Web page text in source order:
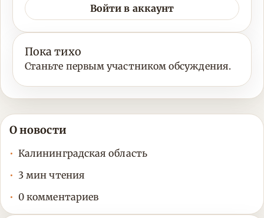
Войти в аккаунт
Пока тихо
Станьте первым участником обсуждения.
О новости
Калининградская область
3 мин чтения
0 комментариев